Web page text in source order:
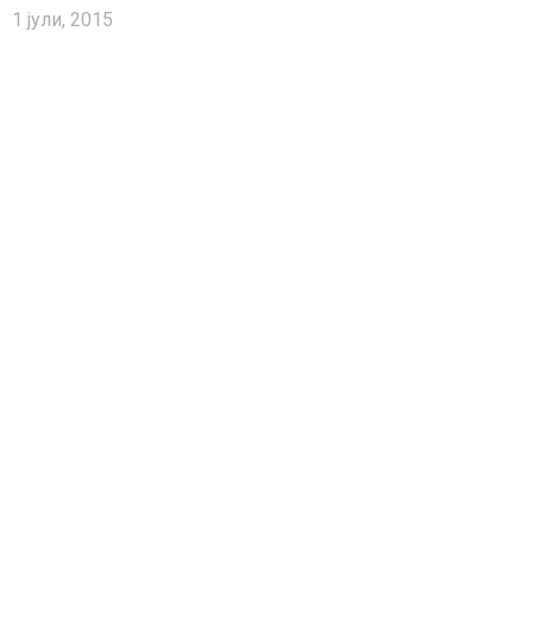
1 јули, 2015